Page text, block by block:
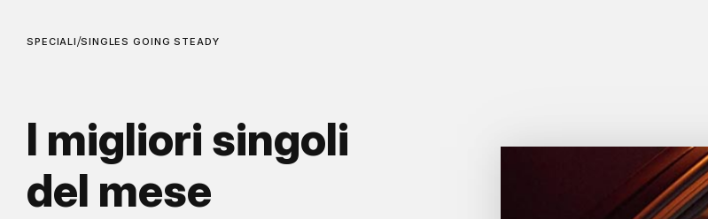
SPECIALI/SINGLES GOING STEADY
I migliori singoli
del mese